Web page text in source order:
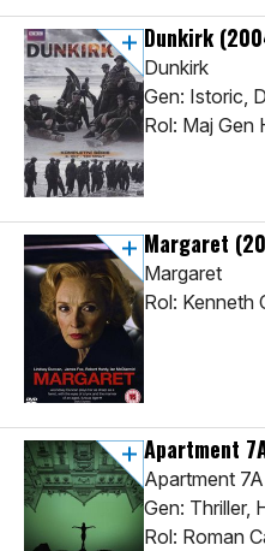
Dunkirk
Dunkirk
Gen: Istoric,
Rol: Maj Gen
Margaret
Margaret
Rol: Kenneth
Apartment
Apartment 7A
Gen: Thriller,
Rol: Roman